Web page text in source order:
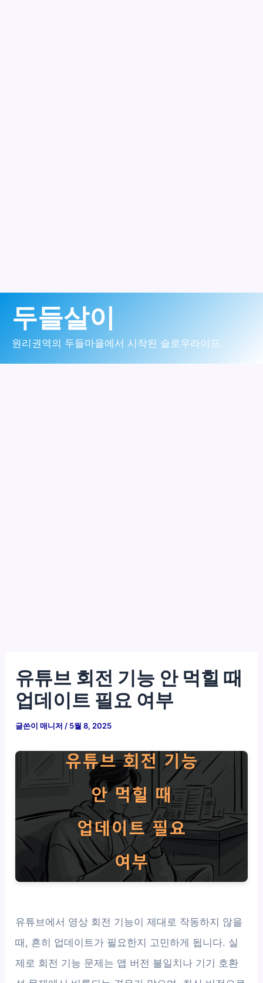
로
두들살이
원리권역의 두들마을에서 시작된 슬로우라이프.
유튜브 회전 기능 안 먹힐 때
업데이트 필요 여부
글쓴이매니저 / 5월 8, 2025
유튜브에서 영상 회전 기능이 제대로 작동하지 않을
때, 흔히 업데이트가 필요한지 고민하게 됩니다. 실
제로 회전 기능 문제는 앱 버전 불일치나 기기 호환